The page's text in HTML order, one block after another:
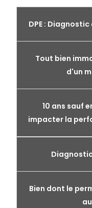
DPE :
Tout bien
d'un
10 ans sauf
impacter la
Bien dont le